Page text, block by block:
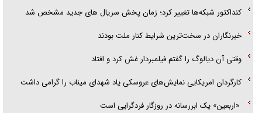
کنداکتور شبکه‌ها تغییر کرد؛ زمان پخش سریال های جدید مشخص شد
خبرنگاران در سخت‌ترین شرایط کنار ملت بودند
وقتی آن دیالوگ را گفتم فیلمبردار غش کرد و افتاد
کارگردان امریکایی نمایش‌های عروسکی یاد شهدای میناب را گرامی داشت
«اربعین» یک ابررسانه در روزگار فردگرایی است